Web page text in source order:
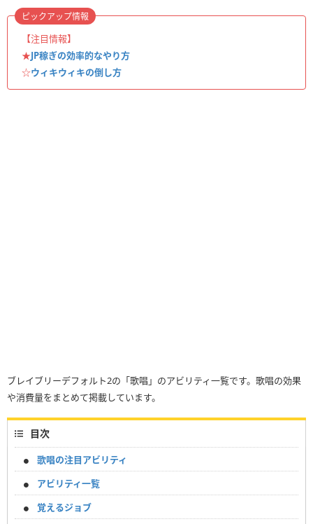
【注目情報】
★JP稼ぎの効率的なやり方
☆ウィキウィキの倒し方
ピックアップ情報
ブレイブリーデフォルト2の「歌唱」のアビリティ一覧です。歌唱の効果
や消費量をまとめて掲載しています。
目次
歌唱の注目アビリティ
アビリティ一覧
覚えるジョブ